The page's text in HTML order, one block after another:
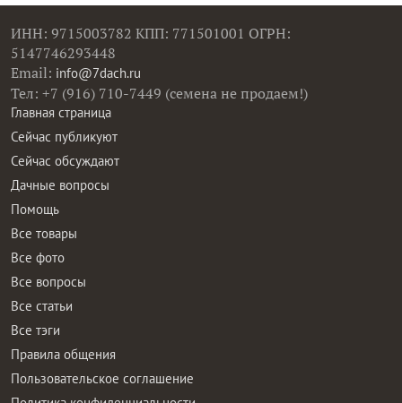
ИНН: 9715003782 КПП: 771501001 ОГРН:
5147746293448
Email: info@7dach.ru
Тел: +7 (916) 710-7449 (семена не продаем!)
Главная страница
Сейчас публикуют
Сейчас обсуждают
Дачные вопросы
Помощь
Все товары
Все фото
Все вопросы
Все статьи
Все тэги
Правила общения
Пользовательское соглашение